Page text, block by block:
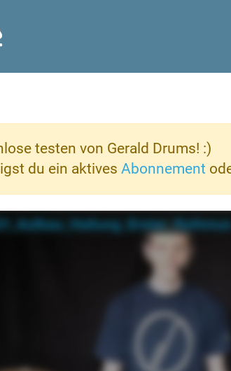
testen von Gerald Drums! :)
du ein aktives Abonnement